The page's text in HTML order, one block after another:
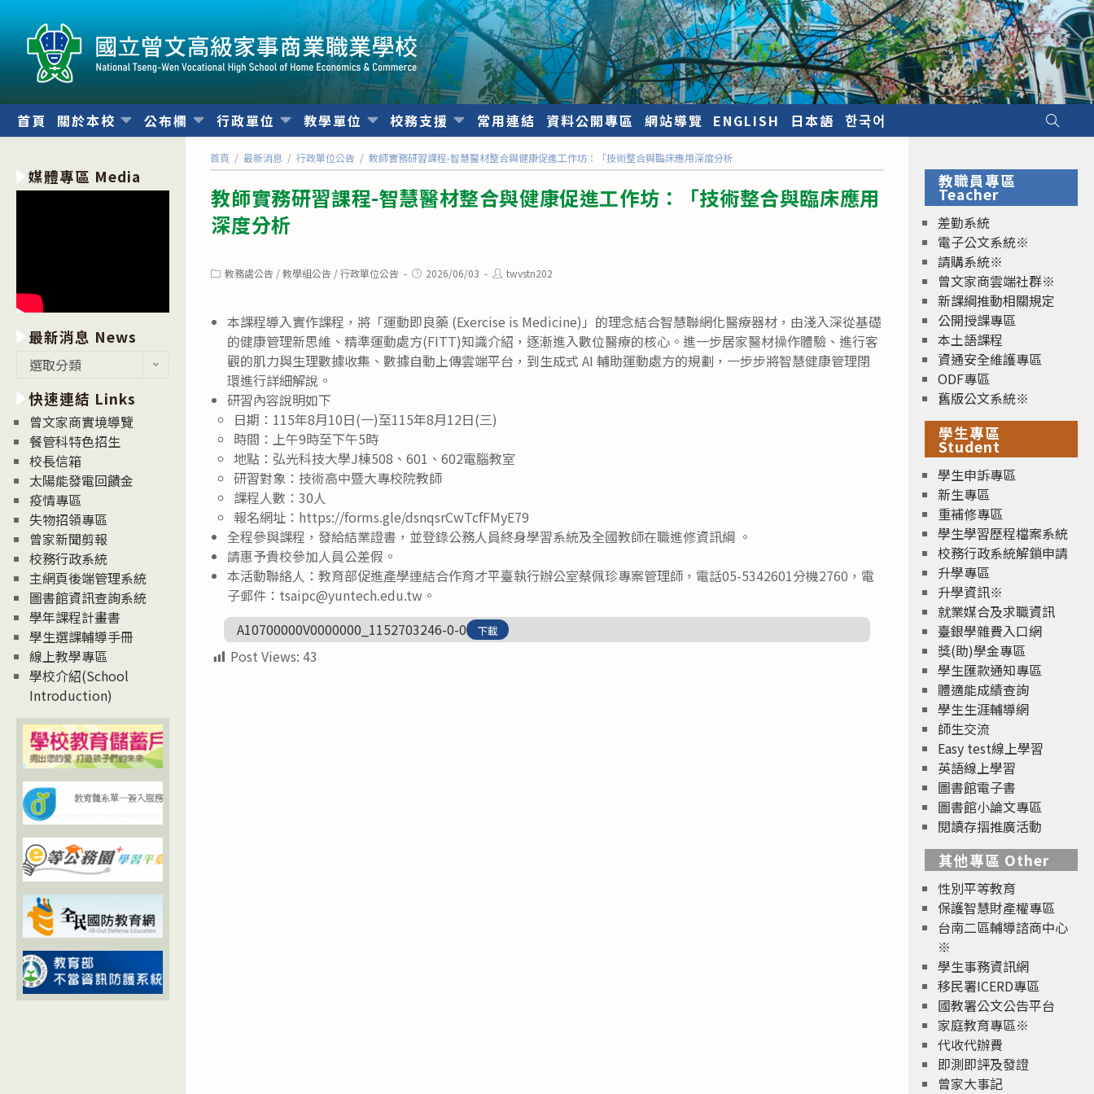
內
首頁 關於本校 公布欄 行政單位 教學單位 校務支援 常用連結 資料公開專區 網站導覽 ENGLISH 日本語 한국어
首頁 / 最新消息 / 行政單位公告 / 教師實務研習課程-智慧醫材整合與健康促進工作坊：「技術整合與臨床應用深度分析
教師實務研習課程-智慧醫材整合與健康促進工作坊：「技術整合與臨床應用
深度分析
Post教務處公告 / 教學組公告 / 行政單位公告
Post2026/06/03
Posttwvstn202
本課程導入實作課程，將「運動即良藥 (Exercise is Medicine)」的理念結合智慧聯網化醫療器材，由淺入深從基礎
的健康管理新思維、精準運動處方(FITT)知識介紹，逐漸進入數位醫療的核心。進一步居家醫材操作體驗、進行客
觀的肌力與生理數據收集、數據自動上傳雲端平台，到生成式 AI 輔助運動處方的規劃，一步步將智慧健康管理閉
環進行詳細解說。
研習內容說明如下
日期：115年8月10日(一)至115年8月12日(三)
時間：上午9時至下午5時
地點：弘光科技大學J棟508、601、602電腦教室
研習對象：技術高中暨大專校院教師
課程人數：30人
報名網址：https://forms.gle/dsnqsrCwTcfFMyE79
全程參與課程，發給結業證書，並登錄公務人員終身學習系統及全國教師在職進修資訊綱 。
請惠予貴校參加人員公差假。
本活動聯絡人：教育部促進產學連結合作育才平臺執行辦公室蔡佩珍專案管理師，電話05-5342601分機2760，電
子郵件：tsaipc@yuntech.edu.tw。
A10700000V0000000_1152703246-0-0
下載
Post Views: 43
媒體專區 Media
最新消息 News
消
息
News
選取分類
快速連結 Links
曾文家商實境導覽
餐管科特色招生
校長信箱
太陽能發電回饋金
疫情專區
失物招領專區
曾家新聞剪報
校務行政系統
主網頁後端管理系統
圖書館資訊查詢系統
學年課程計畫書
學生選課輔導手冊
線上教學專區
學校介紹(School
Introduction)
教職員專區
Teacher
差勤系統
電子公文系統※
請購系統※
曾文家商雲端社群※
新課綱推動相關規定
公開授課專區
本土語課程
資通安全維護專區
ODF專區
舊版公文系統※
學生專區
Student
學生申訴專區
新生專區
重補修專區
學生學習歷程檔案系統
校務行政系統解鎖申請
升學專區
升學資訊※
就業媒合及求職資訊
臺銀學雜費入口網
獎(助)學金專區
學生匯款通知專區
體適能成績查詢
學生生涯輔導網
師生交流
Easy test線上學習
英語線上學習
圖書館電子書
圖書館小論文專區
閱讀存摺推廣活動
其他專區 Other
性別平等教育
保護智慧財產權專區
台南二區輔導諮商中心
※
學生事務資訊網
移民署ICERD專區
國教署公文公告平台
家庭教育專區※
代收代辦費
即測即評及發證
曾家大事記